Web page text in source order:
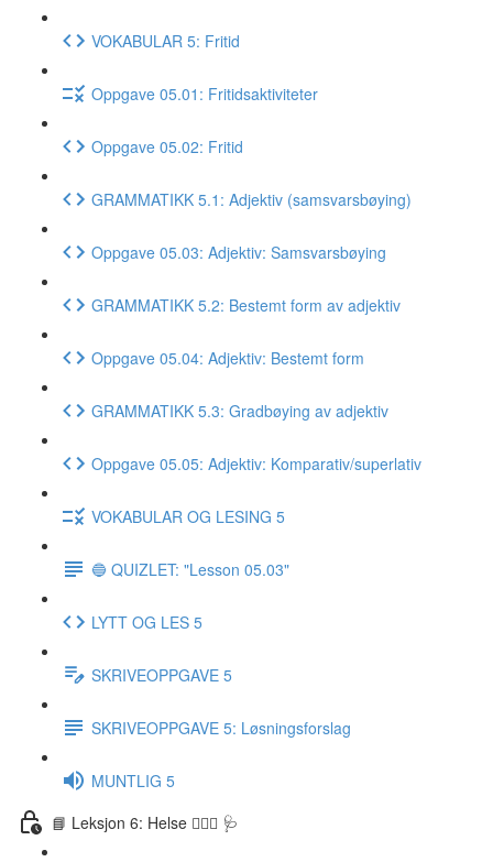
VOKABULAR 5: Fritid
Oppgave 05.01: Fritidsaktiviteter
Oppgave 05.02: Fritid
GRAMMATIKK 5.1: Adjektiv (samsvarsbøying)
Oppgave 05.03: Adjektiv: Samsvarsbøying
GRAMMATIKK 5.2: Bestemt form av adjektiv
Oppgave 05.04: Adjektiv: Bestemt form
GRAMMATIKK 5.3: Gradbøying av adjektiv
Oppgave 05.05: Adjektiv: Komparativ/superlativ
VOKABULAR OG LESING 5
🔵 QUIZLET: "Lesson 05.03"
LYTT OG LES 5
SKRIVEOPPGAVE 5
SKRIVEOPPGAVE 5: Løsningsforslag
MUNTLIG 5
📘 Leksjon 6: Helse 🏃🏻‍♀️ 🩺